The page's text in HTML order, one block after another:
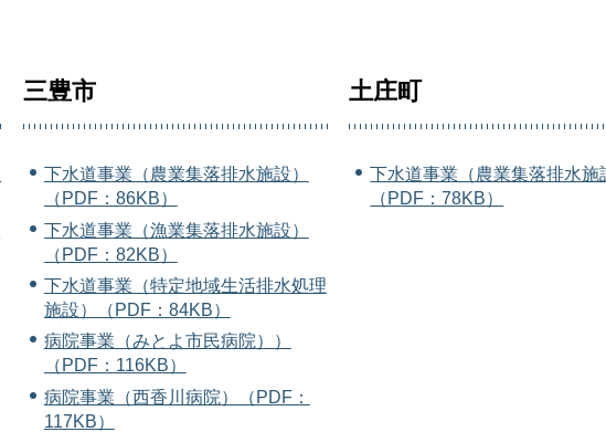
三豊市
下水道事業（農業集落排水施設）
（PDF：86KB）
下水道事業（漁業集落排水施設）
（PDF：82KB）
下水道事業（特定地域生活排水処理
施設）（PDF：84KB）
病院事業（みとよ市民病院））
（PDF：116KB）
病院事業（西香川病院）（PDF：
117KB）
土庄町
下水道事業（農業集落排水施
（PDF：78KB）